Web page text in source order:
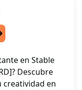
en Stable
Descubre
creatividad en